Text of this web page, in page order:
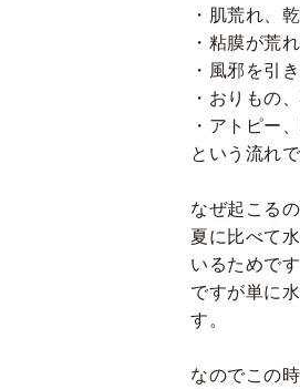
・肌荒れ、
・粘膜が荒
・風邪を引
・おりもの
・アトピー
という流れ
なぜ起こる
夏に比べて
いるためです
ですが単に
す。
なのでこの